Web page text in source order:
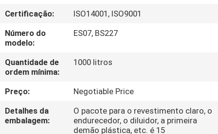
EXCURSÃO
DA
FÁBRICA
CONTROLE
DA
QUALIDADE
Certificação:
ISO14001, ISO9001
Número do
modelo:
ES07, BS227
Quantidade de
ordem mínima:
1000 litros
Preço:
Negotiable Price
Detalhes da
embalagem:
O pacote para o revestimento claro, o
endurecedor, o diluidor, a primeira
demão plástica, etc. é 15